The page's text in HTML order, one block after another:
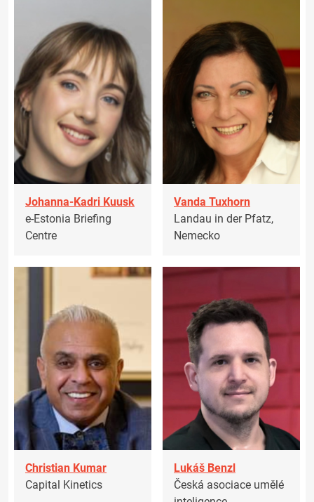
Johanna-Kadri Kuusk
e-Estonia Briefing
Centre
Vanda Tuxhorn
Landau in der Pfatz,
Nemecko
Christian Kumar
Capital Kinetics
Lukáš Benzl
Česká asociace umělé